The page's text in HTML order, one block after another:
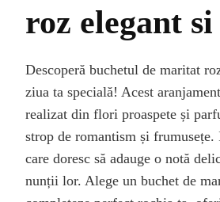
roz elegant
Descoperă buchetul de maritat
ziua ta specială! Acest
realizat din flori proaspete și
strop de romantism și frumusețe.
care doresc să adauge o notă
nunții lor. Alege un buchet de